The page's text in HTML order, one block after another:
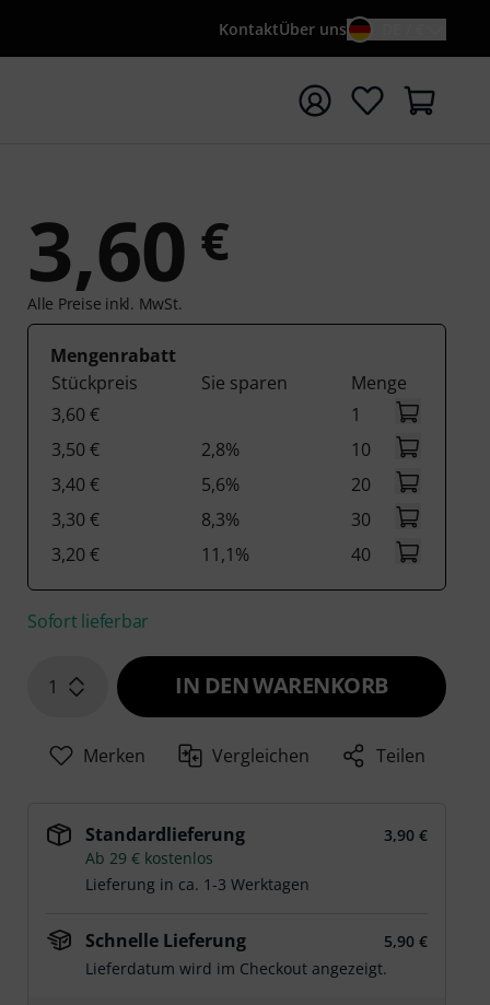
KontaktÜber uns
mit Suchwort {searchTerm} starten
3,60 €
Alle Preise inkl. MwSt.
Mengenrabatt
Stückpreis
Sie sparen
Menge
3,60 €
1
3,50 €
2,8%
10
3,40 €
5,6%
20
3,30 €
8,3%
30
3,20 €
11,1% 40
Sofort lieferbar
1 IN DEN WARENKORB
Merken Vergleichen Teilen
Standardlieferung
3,90 €
Ab 29 € kostenlos
Lieferung in ca. 1-3 Werktagen
Schnelle Lieferung
5,90 €
Lieferdatum wird im Checkout angezeigt.